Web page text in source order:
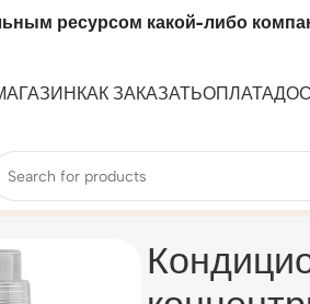
ресурсом какой-либо
КАК ЗАКАЗАТЬОПЛАТА
«EVA» sensitive